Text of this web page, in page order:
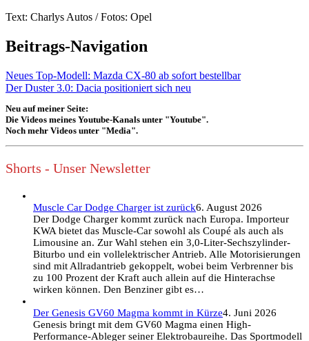
Text: Charlys Autos / Fotos: Opel
Beitrags-Navigation
Neues Top-Modell: Mazda CX-80 ab sofort bestellbar
Der Duster 3.0: Dacia positioniert sich neu
Neu auf meiner Seite:
Die Videos meines Youtube-Kanals unter "Youtube".
Noch mehr Videos unter "Media".
Shorts - Unser Newsletter
Muscle Car Dodge Charger ist zurück6. August 2026
Der Dodge Charger kommt zurück nach Europa. Importeur
KWA bietet das Muscle-Car sowohl als Coupé als auch als
Limousine an. Zur Wahl stehen ein 3,0-Liter-Sechszylinder-
Biturbo und ein vollelektrischer Antrieb. Alle Motorisierungen
sind mit Allradantrieb gekoppelt, wobei beim Verbrenner bis
zu 100 Prozent der Kraft auch allein auf die Hinterachse
wirken können. Den Benziner gibt es…
Der Genesis GV60 Magma kommt in Kürze4. Juni 2026
Genesis bringt mit dem GV60 Magma einen High-
Performance-Ableger seiner Elektrobaureihe. Das Sportmodell